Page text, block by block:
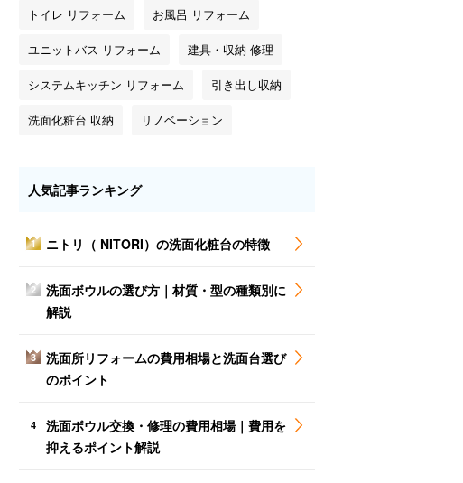
トイレ リフォーム お風呂 リフォーム
ユニットバス リフォーム 建具・収納 修理
システムキッチン リフォーム 引き出し収納
洗面化粧台 収納 リノベーション
人気記事ランキング
1 ニトリ（ NITORI）の洗面化粧台の特徴
2
洗面ボウルの選び方｜材質・型の種類別に
解説
3
洗面所リフォームの費用相場と洗面台選び
のポイント
4
洗面ボウル交換・修理の費用相場｜費用を
抑えるポイント解説